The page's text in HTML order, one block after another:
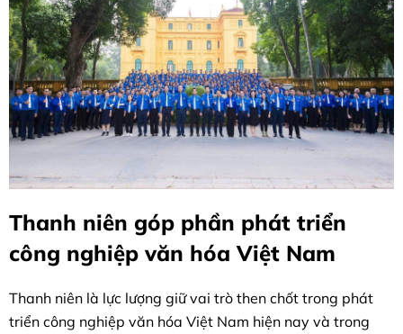
Thanh niên góp phần phát triển
công nghiệp văn hóa Việt Nam
Thanh niên là lực lượng giữ vai trò then chốt trong phát
triển công nghiệp văn hóa Việt Nam hiện nay và trong